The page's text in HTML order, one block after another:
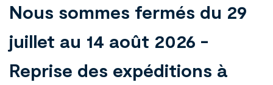
Nous sommes fermés du 29
juillet au 14 août 2026 -
Reprise des expéditions à